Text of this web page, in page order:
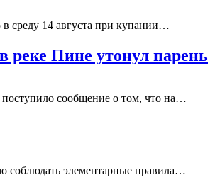
среду 14 августа при купании…
реке Пине утонул парень
сообщение о том, что на…
соблюдать элементарные правила…